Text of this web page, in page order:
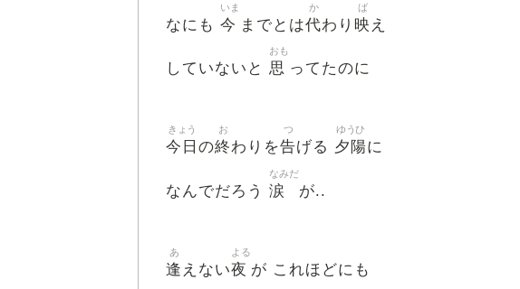
なにも 今
いま
までとは代
か
わり 映
ば
え
していないと 思
おも
ってたのに
今日
きょう
の終
お
わりを告
つ
げる 夕陽
ゆうひ
に
なんでだろう 涙
なみだ
が..
逢
あ
えない夜
よる
が これほどにも